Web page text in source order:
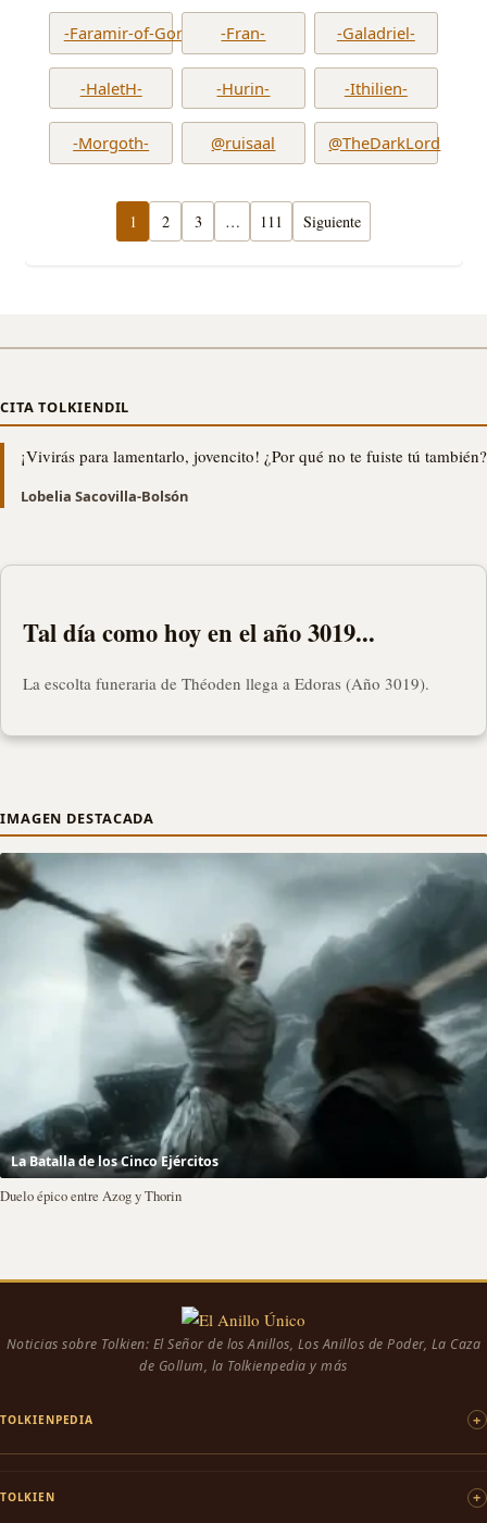
-Faramir-of-Gondor- -Fran- -Galadriel-
-HaletH- -Hurin- -Ithilien-
-Morgoth- @ruisaal @TheDarkLord
1 2 3 … 111 Siguiente
CITA TOLKIENDIL
¡Vivirás para lamentarlo, jovencito! ¿Por qué no te fuiste tú también?
Lobelia Sacovilla-Bolsón
Tal día como hoy en el año 3019...
La escolta funeraria de Théoden llega a Edoras (Año 3019).
IMAGEN DESTACADA
La Batalla de los Cinco Ejércitos
Duelo épico entre Azog y Thorin
Noticias sobre Tolkien: El Señor de los Anillos, Los Anillos de Poder, La Caza
de Gollum, la Tolkienpedia y más
TOLKIENPEDIA
TOLKIEN